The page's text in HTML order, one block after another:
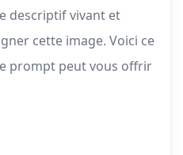
descriptif vivant et
cette image. Voici ce
prompt peut vous offrir